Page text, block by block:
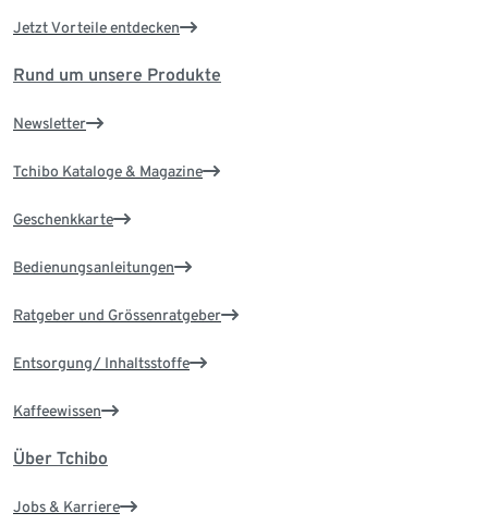
Jetzt Vorteile entdecken
Rund um unsere Produkte
Newsletter
Tchibo Kataloge & Magazine
Geschenkkarte
Bedienungsanleitungen
Ratgeber und Grössenratgeber
Entsorgung/ Inhaltsstoffe
Kaffeewissen
Über Tchibo
Jobs & Karriere